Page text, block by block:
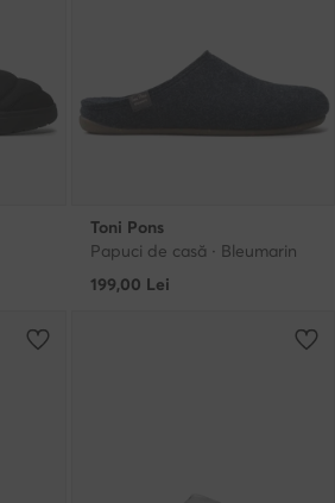
Toni Pons
Papuci de casă · Bleumarin
199,00 Lei